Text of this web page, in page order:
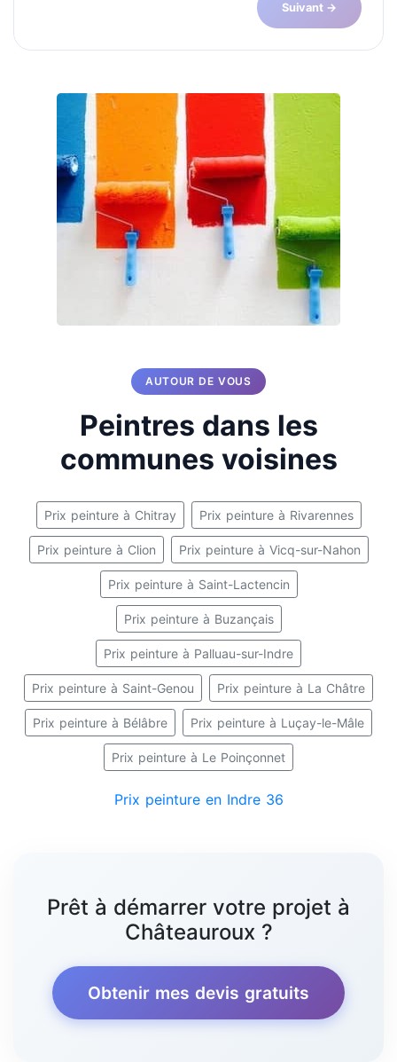
Suivant →
AUTOUR DE VOUS
Peintres dans les
communes voisines
Prix peinture à Chitray Prix peinture à Rivarennes
Prix peinture à Clion Prix peinture à Vicq-sur-Nahon
Prix peinture à Saint-Lactencin
Prix peinture à Buzançais
Prix peinture à Palluau-sur-Indre
Prix peinture à Saint-Genou Prix peinture à La Châtre
Prix peinture à Bélâbre Prix peinture à Luçay-le-Mâle
Prix peinture à Le Poinçonnet
Prix peinture en Indre 36
Prêt à démarrer votre projet à
Châteauroux ?
Obtenir mes devis gratuits